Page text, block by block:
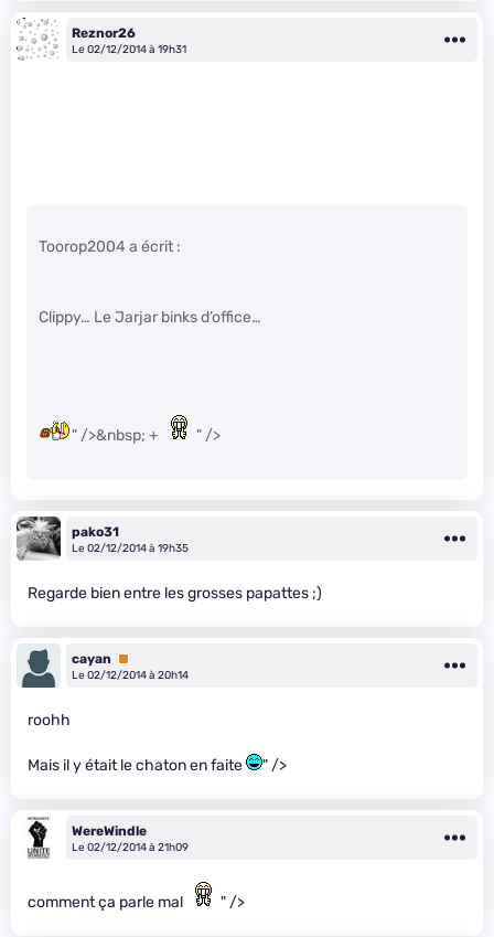
Reznor26
Le 02/12/2014 à 19h31
Toorop2004 a écrit :
Clippy… Le Jarjar binks d’office…
" />&nbsp; + " />
pako31
Le 02/12/2014 à 19h35
Regarde bien entre les grosses papattes ;)
cayan
Premium
Le 02/12/2014 à 20h14
roohh
Mais il y était le chaton en faite " />
WereWindle
Le 02/12/2014 à 21h09
comment ça parle mal " />